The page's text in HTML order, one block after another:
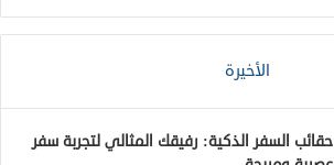
الأخيرة
حقائب السفر الذكية: رفيقك المثالي لتجربة سفر